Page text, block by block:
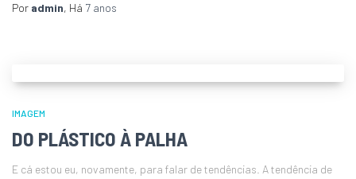
Por admin, Há 7 anos
IMAGEM
DO PLÁSTICO À PALHA
E cá estou eu, novamente, para falar de tendências. A tendência de